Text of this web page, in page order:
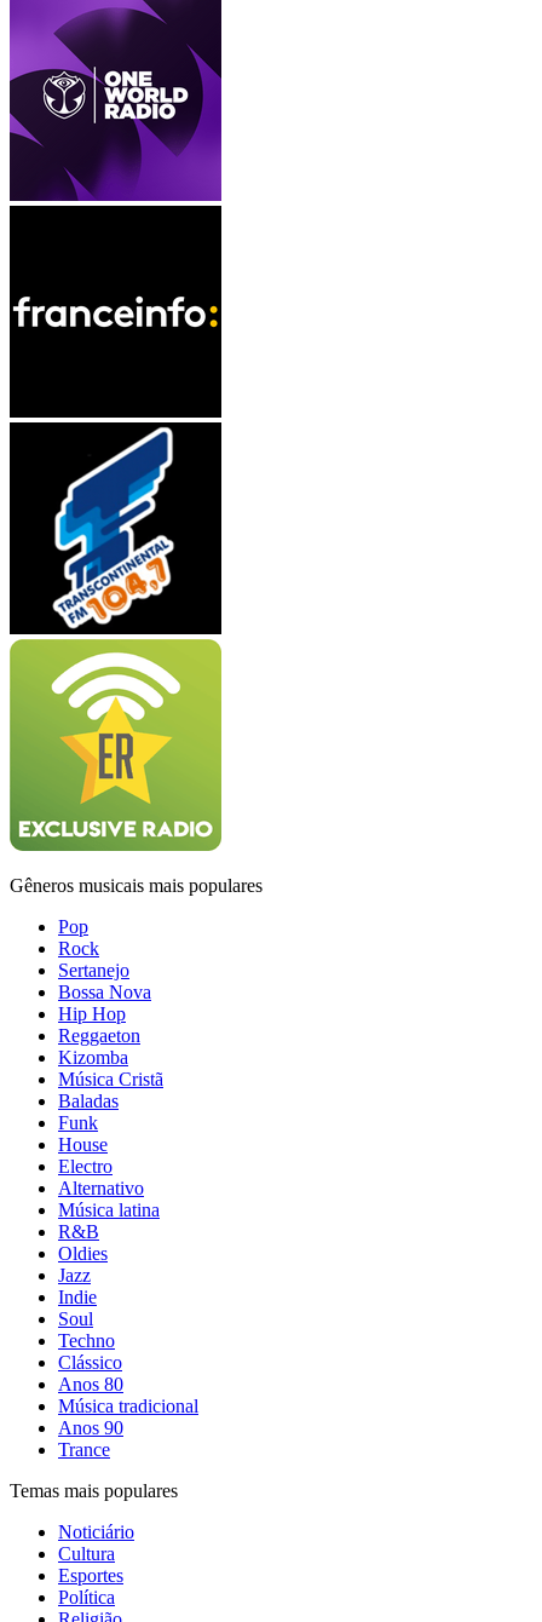
Gêneros musicais mais populares
Pop
Rock
Sertanejo
Bossa Nova
Hip Hop
Reggaeton
Kizomba
Música Cristã
Baladas
Funk
House
Electro
Alternativo
Música latina
R&B
Oldies
Jazz
Indie
Soul
Techno
Clássico
Anos 80
Música tradicional
Anos 90
Trance
Temas mais populares
Noticiário
Cultura
Esportes
Política